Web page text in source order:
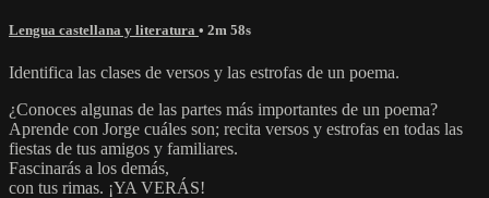
Lengua castellana y literatura • 2m 58s
Identifica las clases de versos y las estrofas de un poema.
¿Conoces algunas de las partes más importantes de un poema?
Aprende con Jorge cuáles son; recita versos y estrofas en todas las
fiestas de tus amigos y familiares.
Fascinarás a los demás,
con tus rimas. ¡YA VERÁS!